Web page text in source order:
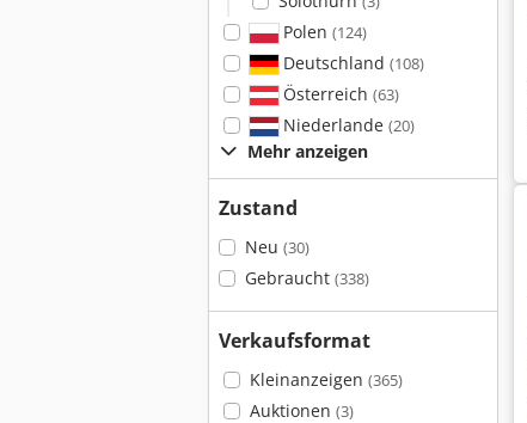
Polen (124)
Deutschland (108)
Österreich (63)
Niederlande (20)
Mehr anzeigen
Zustand
Neu (30)
Gebraucht (338)
Verkaufsformat
Kleinanzeigen (365)
Auktionen (3)